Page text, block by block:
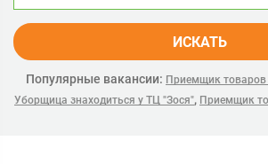
ИСКАТЬ
Популярные вакансии: Приемщик товаров
Уборщица знаходиться у ТЦ "Зося", Приемщик